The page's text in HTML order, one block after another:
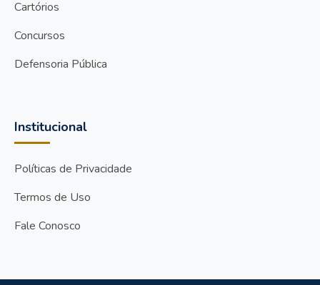
Cartórios
Concursos
Defensoria Pública
Institucional
Políticas de Privacidade
Termos de Uso
Fale Conosco